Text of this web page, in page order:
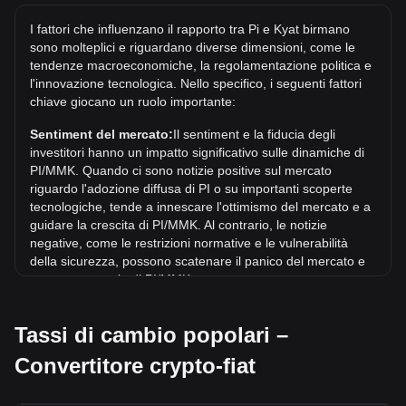
Resta da vedere se il valore di 1 PI/MMK supererà l'attuale
massimo storico.
Qual è la tendenza del prezzo di in MMK?
Negli ultimi 7 giorni, il tasso di cambio di Pi (PI) è aumentato
di 9.14%. Nell'ultimo mese, il tasso di cambio di Pi (PI) è
sceso di 12.51% in rapporto a: Kyat birmano (MMK).
I fattori che influenzano il rapporto tra Pi e Kyat birmano
sono molteplici e riguardano diverse dimensioni, come le
tendenze macroeconomiche, la regolamentazione politica e
l'innovazione tecnologica. Nello specifico, i seguenti fattori
chiave giocano un ruolo importante:
Sentiment del mercato:Il sentiment e la fiducia degli
investitori hanno un impatto significativo sulle dinamiche di
PI/MMK. Quando ci sono notizie positive sul mercato
riguardo l'adozione diffusa di PI o su importanti scoperte
tecnologiche, tende a innescare l'ottimismo del mercato e a
guidare la crescita di PI/MMK. Al contrario, le notizie
negative, come le restrizioni normative e le vulnerabilità
della sicurezza, possono scatenare il panico del mercato e
portare a un calo di PI/MMK.
governative relative alle criptovalute hanno un impatto
diretto sulla loro accettazione, che a sua volta ne determina
il valore rispetto alle valute tradizionali come il dollaro
Tassi di cambio popolari –
Convertitore crypto-fiat